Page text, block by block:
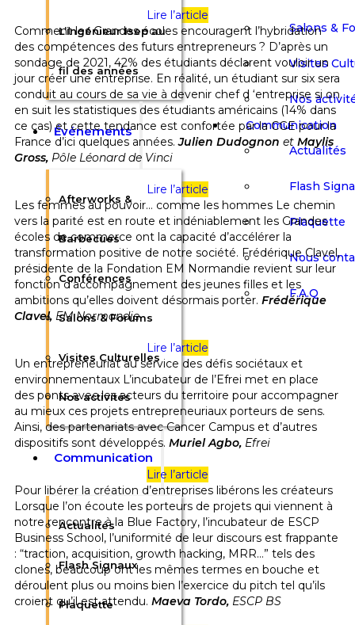
L’ingénieur Isep au
fil des années
Événements
Afterworks &
Barbecues
Conférences
Salons & Forums
Visites Culturelles
Nos activités
Communication
Actualités
Flash Signaux
Plaquette
Salons &
Visites
Nos
Communication
Actualités
Flash
Plaquette
Nous
F.A.Q
Lire l’article
Comment les Grandes écoles encouragent l’hybridation
des compétences des futurs entrepreneurs ? D’après un
sondage de 2021, 42% des étudiants déclarent vouloir un
jour créer une entreprise. En réalité, un étudiant sur six sera
conduit au cours de sa vie à devenir chef d ‘entreprise si on
en suit les statistiques des étudiants américains (14% dans
ce cas) et cette tendance est confortée par la CGE pour la
France d’ici quelques années.Julien Dudognon et Maylis
Gross, Pôle Léonard de Vinci
Lire l’article
Les femmes au pouvoir… comme les hommes Le chemin
vers la parité est en route et indéniablement les Grandes
écoles de commerce ont la capacité d’accélérer la
transformation positive de notre société. Frédérique Clavel,
présidente de la Fondation EM Normandie revient sur leur
fonction d’accompagnement des jeunes filles et les
ambitions qu’elles doivent désormais porter. Frédérique
Clavel, EM Normandie
Lire l’article
Un entrepreneuriat au service des défis sociétaux et
environnementaux L’incubateur de l’Efrei met en place
des ponts avec les acteurs du territoire pour accompagner
au mieux ces projets entrepreneuriaux porteurs de sens.
Ainsi, des partenariats avec Cancer Campus et d’autres
dispositifs sont développés. Muriel Agbo, Efrei
Lire l’article
Pour libérer la création d’entreprises libérons les créateurs
Lorsque l’on écoute les porteurs de projets qui viennent à
notre rencontre à la Blue Factory, l’incubateur de ESCP
Business School, l’uniformité de leur discours est frappante
: “traction, acquisition, growth hacking, MRR…” tels des
clones, beaucoup ont les mêmes termes en bouche et
déroulent plus ou moins bien l’exercice du pitch tel qu’ils
croient qu’il est attendu. Maeva Tordo, ESCP BS